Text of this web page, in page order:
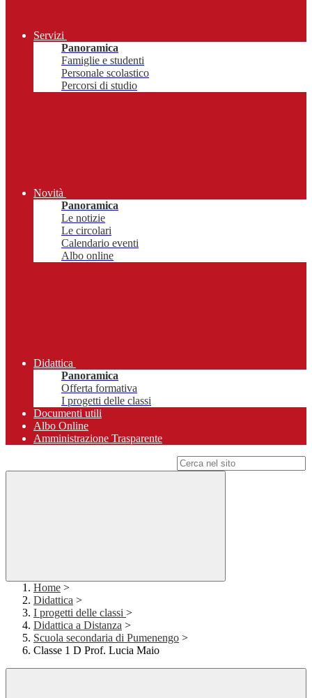
Servizi
Panoramica
Famiglie e studenti
Personale scolastico
Percorsi di studio
Novità
Panoramica
Le notizie
Le circolari
Calendario eventi
Albo online
Didattica
Panoramica
Offerta formativa
I progetti delle classi
Documenti utili
Albo Online
Amministrazione Trasparente
Home >
Didattica >
I progetti delle classi >
Didattica a Distanza >
Scuola secondaria di Pumenengo >
Classe 1 D Prof. Lucia Maio